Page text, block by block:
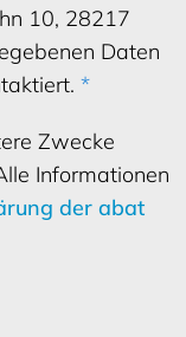
10, 28217
Daten
*
Zwecke
Informationen
der abat